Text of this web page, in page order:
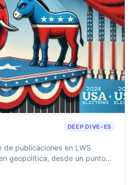
DEEP DIVE-ES
de publicaciones en LWS
geopolítica, desde un punto
(ya habéis leído textos